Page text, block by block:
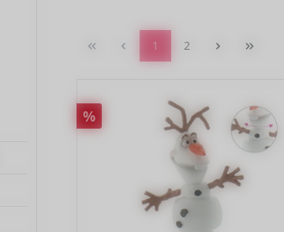
Seite
1 Seite
2
Rabatt
%